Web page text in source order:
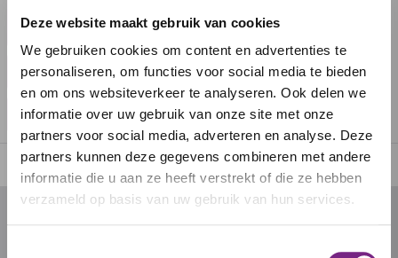
Deze website maakt gebruik van cookies
We gebruiken cookies om content en advertenties te
personaliseren, om functies voor social media te bieden
en om ons websiteverkeer te analyseren. Ook delen we
informatie over uw gebruik van onze site met onze
partners voor social media, adverteren en analyse. Deze
partners kunnen deze gegevens combineren met andere
informatie die u aan ze heeft verstrekt of die ze hebben
verzameld op basis van uw gebruik van hun services.
UITZENDKRACHT
IK BEN WERKGEVER OVER STUDENTALENT
SPECIALISATIES